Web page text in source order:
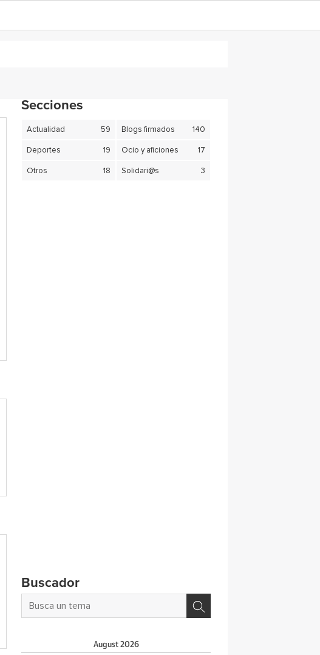
Secciones
Actualidad 59 Blogs firmados 140
Deportes 19 Ocio y aficiones 17
Otros 18 Solidari@s 3
Buscador
August 2026